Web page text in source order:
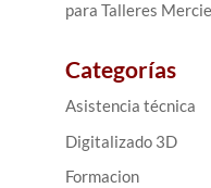
para Talleres
Categorías
Asistencia técnica
Digitalizado 3D
Formacion